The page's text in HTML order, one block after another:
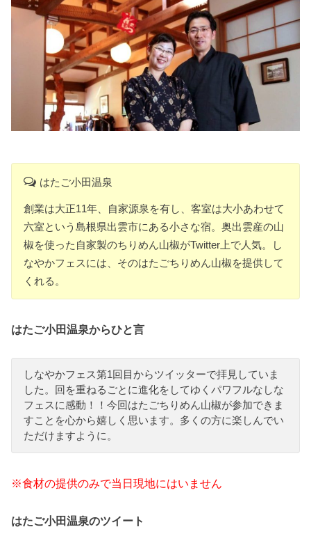
はたご小田温泉
創業は大正11年、自家源泉を有し、客室は大小あわせて
六室という島根県出雲市にある小さな宿。奥出雲産の山
椒を使った自家製のちりめん山椒がTwitter上で人気。し
なやかフェスには、そのはたごちりめん山椒を提供して
くれる。
はたご小田温泉からひと言
しなやかフェス第1回目からツイッターで拝見していま
した。回を重ねるごとに進化をしてゆくパワフルなしな
フェスに感動！！今回はたごちりめん山椒が参加できま
すことを心から嬉しく思います。多くの方に楽しんでい
ただけますように。
※食材の提供のみで当日現地にはいません
はたご小田温泉のツイート